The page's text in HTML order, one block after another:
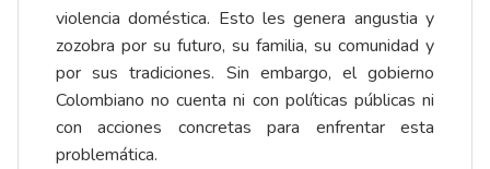
violencia doméstica. Esto les genera angustia y
zozobra por su futuro, su familia, su comunidad y
por sus tradiciones. Sin embargo, el gobierno
Colombiano no cuenta ni con políticas públicas ni
con acciones concretas para enfrentar esta
problemática.